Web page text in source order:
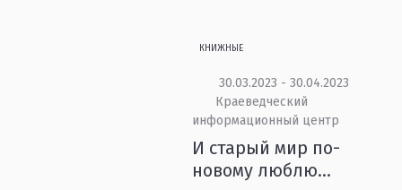
КНИЖНЫЕ
30.03.2023 - 30.04.2023
Краеведческий
информационный центр
И старый мир по-
новому люблю...